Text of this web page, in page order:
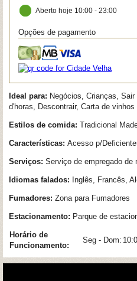
Aberto hoje 10:00 - 23:00
Opções de pagamento
Ideal para: Negócios, Crianças,
d'horas, Descontrair, Carta de vinhos
Estilos de comida: Tradicional
Características: Acesso p/
Serviços: Serviço de empregado de
Idiomas falados: Inglês, Francês,
Fumadores: Zona para Fumadores
Estacionamento: Parque de
Horário de
Funcionamento:
Seg - Dom: